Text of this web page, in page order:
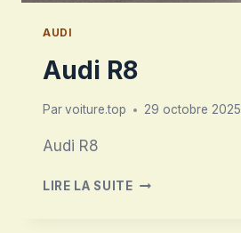
AUDI
Audi R8
Parvoiture.top 29 octobre 2025
Audi R8
LIRE LA SUITEAUDI